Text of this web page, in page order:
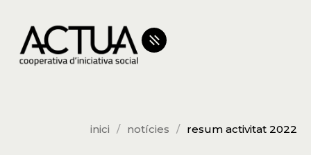
inici notícies resum activitat 2022